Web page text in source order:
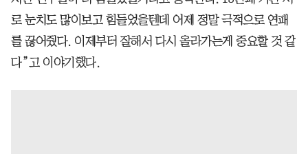
로 눈치도 많이보고 힘들었을텐데 어제 정말 극적으로 연패
를 끊어줬다. 이제부터 잘해서 다시 올라가는게 중요할 것 같
다”고 이야기했다.